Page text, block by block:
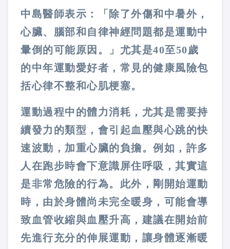
中島醫師表示：「除了外傷和中暑外，
心臟、腦部和自律神經問題都是運動中
暈倒的可能原因。」尤其是40至50歲
的中年運動愛好者，常見的健康風險包
括心律不整和心肌梗塞。
運動過程中的體力消耗，尤其是需要持
續發力的類型，會引起血壓與心跳的快
速波動，加重心臟的負擔。例如，許多
人在跑步時會下意識屏住呼吸，其實這
是非常危險的行為。此外，剛開始運動
時，由於身體尚未完全暖身，可能會導
致血管收縮與血壓升高，建議在開始前
先進行充分的伸展運動，讓身體逐漸暖